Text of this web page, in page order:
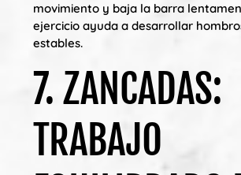
movimiento y baja la barra
ejercicio ayuda a desarrollar
estables.
7. ZANCADAS:
TRABAJO